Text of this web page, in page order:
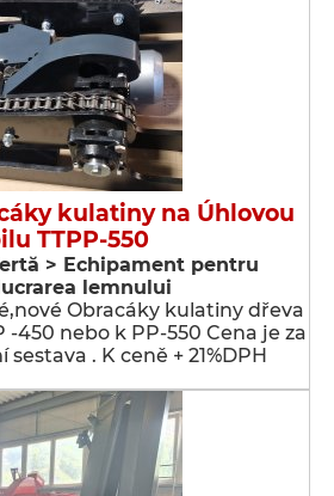
kulatiny na Úhlovou
TTPP-550
> Echipament pentru
lemnului
Obracáky kulatiny dřeva
-450 nebo k PP-550 Cena je za
. K ceně + 21%DPH